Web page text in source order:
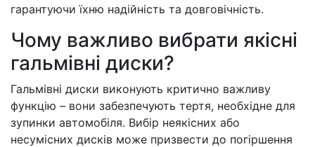
гарантуючи їхню надійність та довговічність.
Чому важливо вибрати якісні
гальмівні диски?
Гальмівні диски виконують критично важливу
функцію – вони забезпечують тертя, необхідне для
зупинки автомобіля. Вибір неякісних або
несумісних дисків може призвести до погіршення